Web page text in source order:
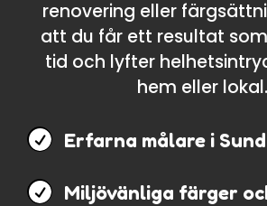
renovering eller
att du får ett resultat
tid och lyfter
hem eller lokal.
 Erfarna målare i
 Miljövänliga färger